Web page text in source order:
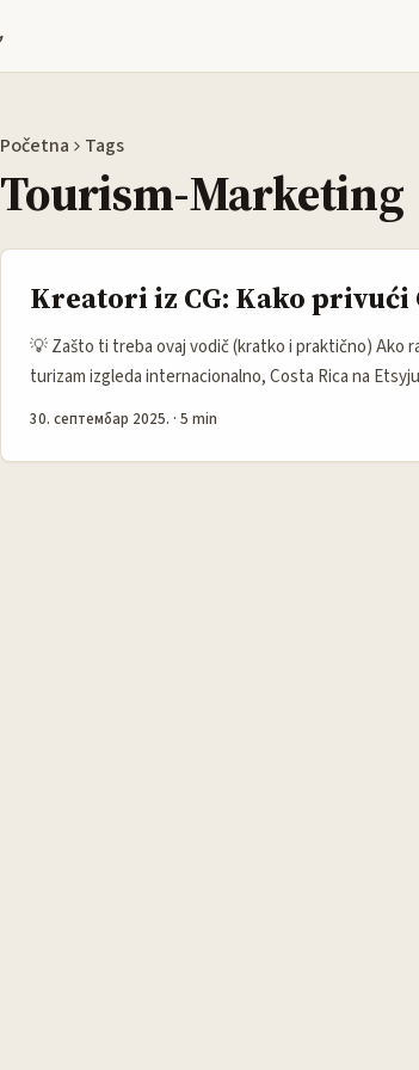
Početna Tags
Tourism-Marketing
Kreatori iz CG: Kako privući
💡 Zašto ti treba ovaj vodič (kratko i praktično) Ako
turizam izgleda internacionalno, Costa Rica na
brendove koji pričaju priču destinacije i često traže
upravama funkcioniše. ...
30. септембар 2025. · 5 min